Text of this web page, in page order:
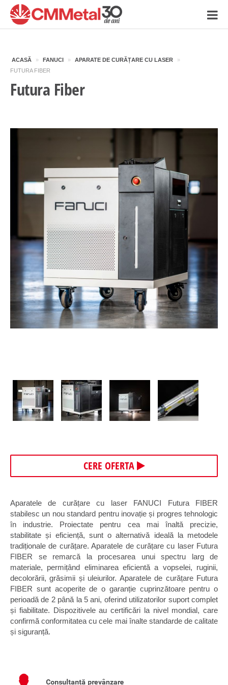
ACASĂ » FANUCI » APARATE DE CURĂȚARE CU LASER
»
FUTURA FIBER
Futura Fiber
CERE OFERTA
Aparatele de curățare cu laser FANUCI Futura FIBER
stabilesc un nou standard pentru inovație și progres tehnologic
în industrie. Proiectate pentru cea mai înaltă precizie,
stabilitate și eficiență, sunt o alternativă ideală la metodele
tradiționale de curățare. Aparatele de curățare cu laser Futura
FIBER se remarcă la procesarea unui spectru larg de
materiale, permițând eliminarea eficientă a vopselei, ruginii,
decolorării, grăsimii și uleiurilor. Aparatele de curățare Futura
FIBER sunt acoperite de o garanție cuprinzătoare pentru o
perioadă de 2 până la 5 ani, oferind utilizatorilor suport complet
și fiabilitate. Dispozitivele au certificări la nivel mondial, care
confirmă conformitatea cu cele mai înalte standarde de calitate
și siguranță.